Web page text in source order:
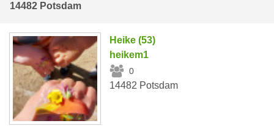
14482 Potsdam
Heike (53)
heikem1
0
14482 Potsdam